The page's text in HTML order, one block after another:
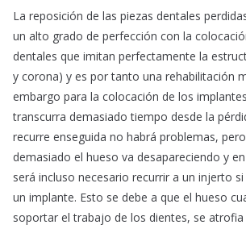
La reposición de las piezas dentales
un alto grado de perfección con la
dentales que imitan perfectamente la
y corona) y es por tanto una rehabilitación
embargo para la colocación de los
transcurra demasiado tiempo desde la
recurre enseguida no habrá problemas,
demasiado el hueso va desapareciendo y
será incluso necesario recurrir a un injerto
un implante. Esto se debe a que el hueso
soportar el trabajo de los dientes, se